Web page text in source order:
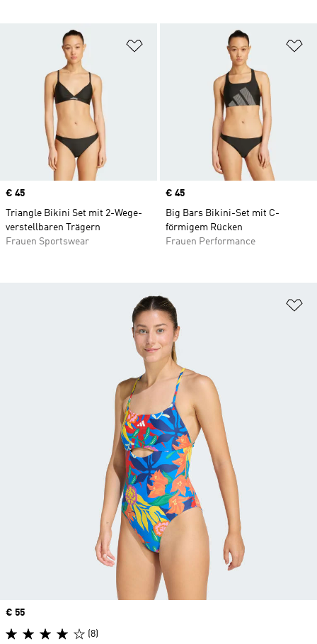
Zur Wunschliste hinzufügen
Price
€ 45
Triangle Bikini Set mit 2-Wege-
verstellbaren Trägern
Frauen Sportswear
Price
€ 45
Big Bars Bikini-Set mit C-
förmigem Rücken
Frauen Performance
Price
€ 55
(8)